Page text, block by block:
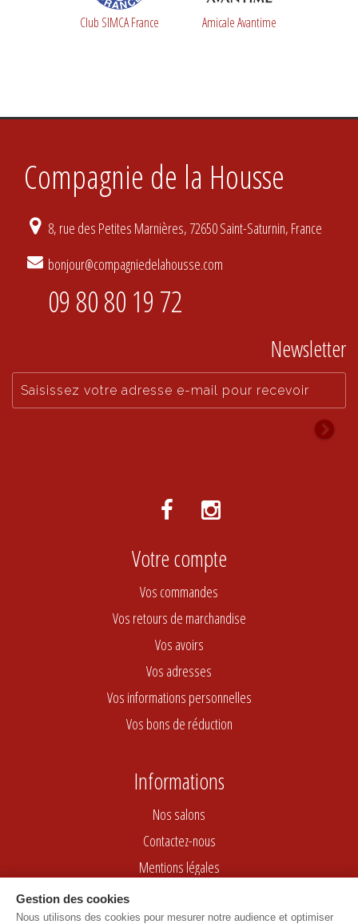
Club SIMCA France Amicale Avantime
Compagnie de la Housse
8, rue des Petites Marnières, 72650 Saint-Saturnin, France
bonjour@compagniedelahousse.com
09 80 80 19 72
Newsletter
Votre compte
Vos commandes
Vos retours de marchandise
Vos avoirs
Vos adresses
Vos informations personnelles
Vos bons de réduction
Informations
Nos salons
Contactez-nous
Mentions légales
Conditions générales de vente
Gestion des cookies
Nous utilisons des cookies pour mesurer notre audience et optimiser